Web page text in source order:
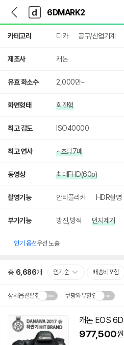
다
나
와
가
기
다
와
메
인
카테고리 디카 공구/산업기계
제조사 캐논
유효 화소수 2,000만~
화면형태 회전형
최고 감도 ISO40000
최고 연사 ~초당7매
동영상 최대FHD(60p)
촬영기능 안티플리커 HDR촬영
부가기능 방진,방적 먼지제거
인기 옵션우선 노출
총 6,686개 인기순 배송비포함
상세옵션펼침 쿠팡와우할인
설치 환경·지역에 따라
배송·설치비가 달라집니다.
기
캐논 EOS 6D
977,500원